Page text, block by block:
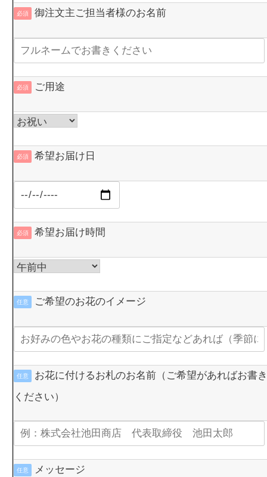
必須 御注文主ご担当者様のお名前
必須 ご用途
必須 希望お届け日
必須 希望お届け時間
任意 ご希望のお花のイメージ
任意
お花に付けるお札のお名前（ご希望があればお書き
ください）
任意 メッセージ